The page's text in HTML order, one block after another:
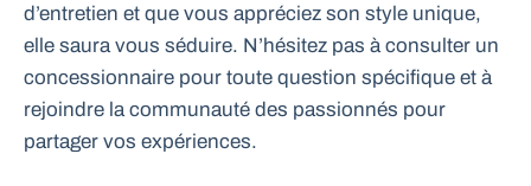
d’entretien et que vous appréciez son style unique,
elle saura vous séduire. N’hésitez pas à consulter un
concessionnaire pour toute question spécifique et à
rejoindre la communauté des passionnés pour
partager vos expériences.